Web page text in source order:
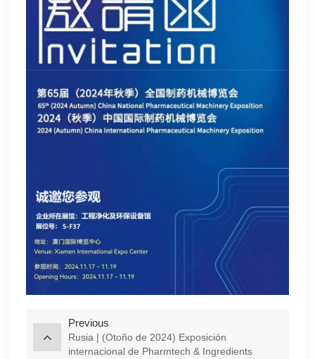
Previous
Rusia | (Otoño de 2024) Exposición
internacional de Pharmtech & Ingredients